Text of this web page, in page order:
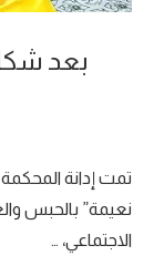
بعد
تمت إدانة المحكمة
نعيمة” بالحبس
الاجتماعي، …